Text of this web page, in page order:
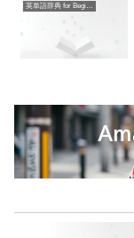
英単語辞典 for Beginners